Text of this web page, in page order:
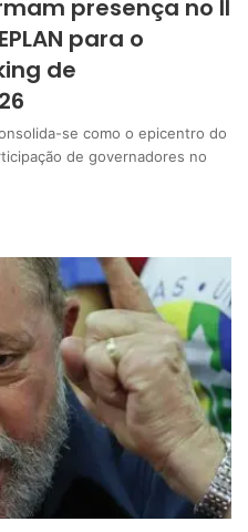
presença no II
para o
de
se como o epicentro do
de governadores no